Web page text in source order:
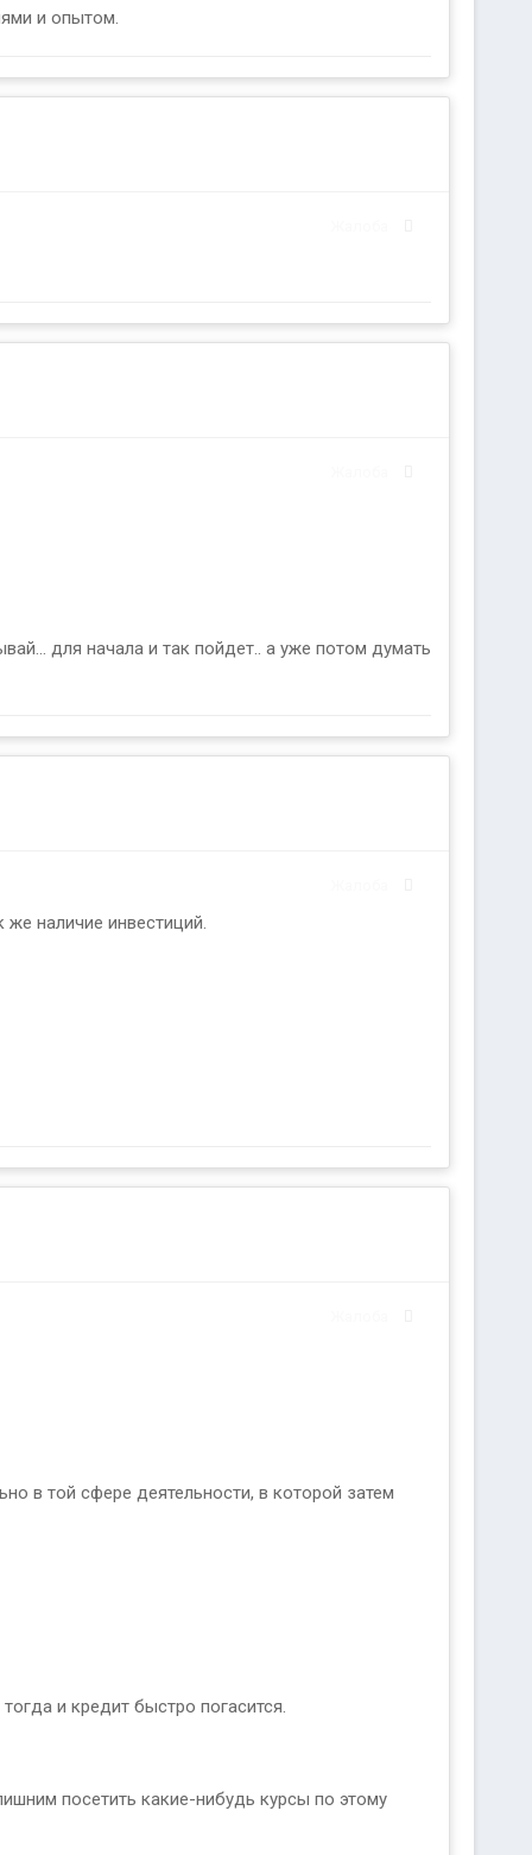
и опытом.
для начала и так пойдет.. а уже потом думать
наличие инвестиций.
в той сфере деятельности, в которой затем
и кредит быстро погасится.
посетить какие-нибудь курсы по этому